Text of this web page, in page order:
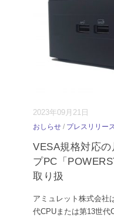
2023年09月21日
おしらせ / プレスリリー
VESA規格対応
プPC「
取り扱
アミュレット株式会社
代CPUまたは第13世代